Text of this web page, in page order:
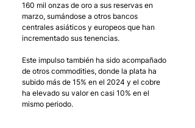
160 mil onzas de oro a sus reservas en
marzo, sumándose a otros bancos
centrales asiáticos y europeos que han
incrementado sus tenencias.
Este impulso también ha sido acompañado
de otros commodities, donde la plata ha
subido más de 15% en el 2024 y el cobre
ha elevado su valor en casi 10% en el
mismo periodo.